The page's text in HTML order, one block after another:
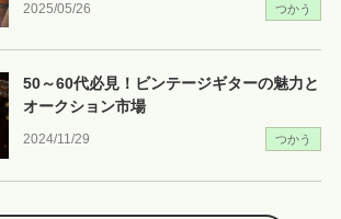
2025/05/26 つかう
2024/11/29 つかう
50～60代必見！ビンテージギターの魅力と
オークション市場